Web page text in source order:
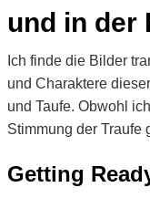
und in der
Ich finde die Bilder
und Charaktere
und Taufe. Obwohl
Stimmung der Traufe
Getting